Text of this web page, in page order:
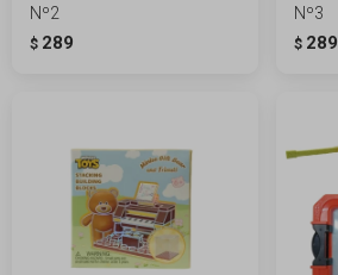
Nº2
$ 289
Nº3
$ 289